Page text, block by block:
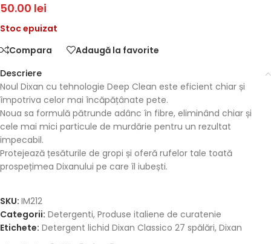
50.00 lei
Stoc epuizat
Compara
Adaugă la favorite
Descriere
Noul Dixan cu tehnologie Deep Clean este eficient chiar și
împotriva celor mai încăpățânate pete.
Noua sa formulă pătrunde adânc în fibre, eliminând chiar și
cele mai mici particule de murdărie pentru un rezultat
impecabil.
Protejează țesăturile de gropi și oferă rufelor tale toată
prospețimea Dixanului pe care îl iubești.
SKU: IM212
Categorii: Detergenti, Produse italiene de curatenie
Etichete: Detergent lichid Dixan Classico 27 spălări, Dixan